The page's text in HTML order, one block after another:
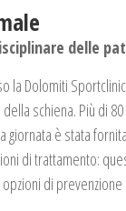
delle
la Dolomiti
schiena. Più di
giornata è stata
di trattamento:
di